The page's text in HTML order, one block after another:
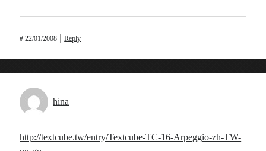
#22/01/2008 Reply
hina
http://textcube.tw/entry/Textcube-TC-16-Arpeggio-zh-TW-